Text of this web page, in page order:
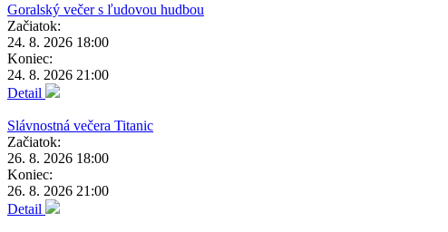
Goralský večer s ľudovou hudbou
Začiatok:
24. 8. 2026 18:00
Koniec:
24. 8. 2026 21:00
Detail
Slávnostná večera Titanic
Začiatok:
26. 8. 2026 18:00
Koniec:
26. 8. 2026 21:00
Detail